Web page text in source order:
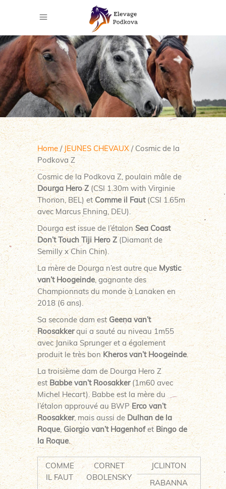
Home/JEUNES CHEVAUX/ Cosmic de la
Podkova Z
Cosmic de la Podkova Z, poulain mâle de
Dourga Hero Z(CSI 1.30m with Virginie
Thonon, BEL) etComme il Faut(CSI 1.65m
avec Marcus Ehning, DEU).
Dourga est issue de l’étalonSea Coast
Don’t Touch Tiji Hero Z(Diamant de
Semilly x Chin Chin).
La mère de Dourga n’est autre que Mystic
van’t Hoogeinde, gagnante des
Championnats du monde à Lanaken en
2018 (6 ans).
Sa seconde dam estGeena van’t
Roosakkerqui a sauté au niveau 1m55
avec Janika Sprunger et a également
produit le très bonKheros van’t Hoogeinde.
La troisième dam de Dourga Hero Z
est Babbe van’t Roosakker(1m60 avec
Michel Hecart). Babbe est la mère du
l’étalon approuvé au BWPErco van’t
Roosakker, mais aussi deDulhan de la
Roque, Giorgio van’t HagenhofetBingo de
la Roque.
COMME
IL FAUT
CORNET
OBOLENSKY
JCLINTON
RABANNA